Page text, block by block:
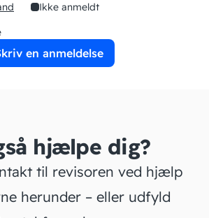
Ikke anmeldt
en anmeldelse
hjælpe dig?
til revisoren ved hjælp
herunder – eller udfyld